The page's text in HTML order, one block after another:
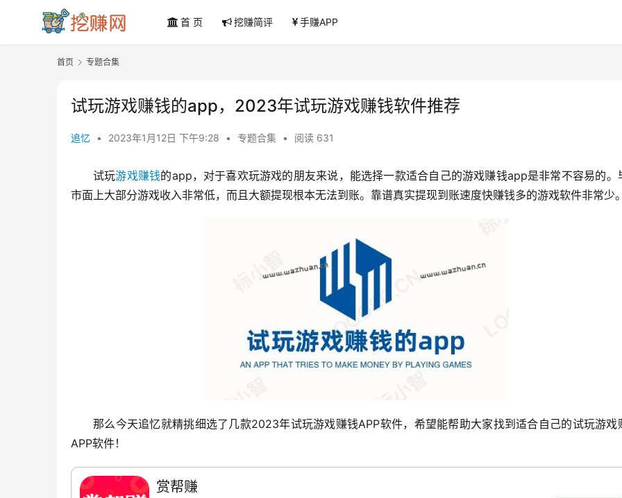
首 页 挖赚简评 手赚APP
首页 专题合集
试玩游戏赚钱的app，2023年试玩游戏赚钱软件推荐
追忆 • 2023年1月12日 下午9:28 • 专题合集 • 阅读 631
试玩游戏赚钱的app，对于喜欢玩游戏的朋友来说，能选择一款适合自己的游戏赚钱app是非常不容易的。
市面上大部分游戏收入非常低，而且大额提现根本无法到账。靠谱真实提现到账速度快赚钱多的游戏软件非常少
那么今天追忆就精挑细选了几款2023年试玩游戏赚钱APP软件，希望能帮助大家找到适合自己的试玩游戏
APP软件！
赏帮赚